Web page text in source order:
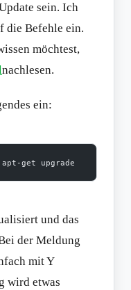
sein. Ich
die Befehle ein.
möchtest,
nachlesen.
ein:
get upgrade
und das
der Meldung
mit Y
wird etwas